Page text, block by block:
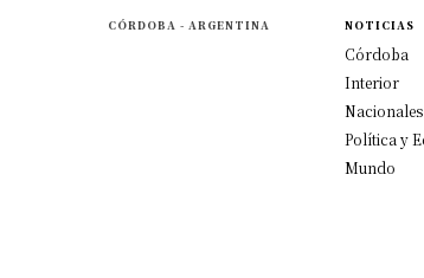
CÓRDOBA - ARGENTINA NOTICIAS
Córdoba
Interior
Nacionales
Política y
Mundo